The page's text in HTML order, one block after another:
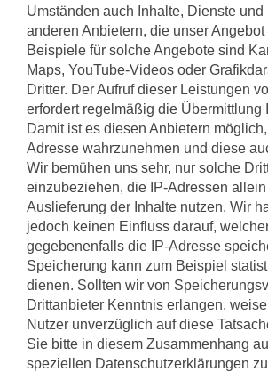
Umständen auch Inhalte, Dienste
anderen Anbietern, die unser Angebot
Beispiele für solche Angebote sind
Maps, YouTube-Videos oder
Dritter. Der Aufruf dieser Leistungen
erfordert regelmäßig die Übermittlung
Damit ist es diesen Anbietern
Adresse wahrzunehmen und diese
Wir bemühen uns sehr, nur solche
einzubeziehen, die IP-Adressen
Auslieferung der Inhalte nutzen. Wir
jedoch keinen Einfluss darauf,
gegebenenfalls die IP-Adresse
Speicherung kann zum Beispiel
dienen. Sollten wir von
Drittanbieter Kenntnis erlangen,
Nutzer unverzüglich auf diese
Sie bitte in diesem Zusammenhang
speziellen Datenschutzerklärungen